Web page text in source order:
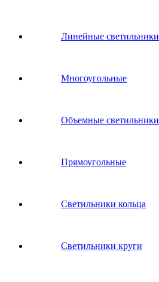
Линейные светильники
Многоугольные
Объемные светильники
Прямоугольные
Светильники кольца
Светильники круги